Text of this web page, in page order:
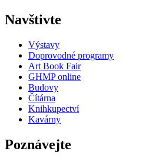
Navštivte
Výstavy
Doprovodné programy
Art Book Fair
GHMP online
Budovy
Čítárna
Knihkupectví
Kavárny
Poznávejte